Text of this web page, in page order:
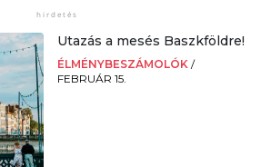
Utazás a mesés Baszkföldre!
ÉLMÉNYBESZÁMOLÓK /
FEBRUÁR 15.